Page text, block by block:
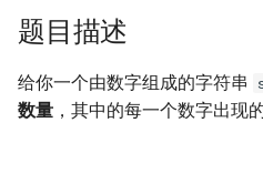
索
擎
6. 从尾到头打印链表
7. 重建二叉树
9. 用两个栈实现队列
4. 只出现一次的数字
5. 单词长度的最大乘积
1.4. 回文排列
1.5. 一次编辑
1.6. 字符串压缩
题目描述
给你一个由数字组成的字符串
数量 ，其中的每一个数字出现